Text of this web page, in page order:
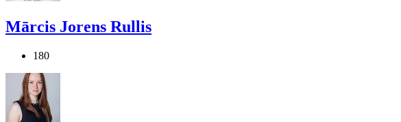
Mārcis Jorens Rullis
180